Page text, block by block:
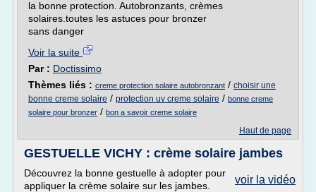
la bonne protection. Autobronzants, crèmes
solaires.toutes les astuces pour bronzer
sans danger
Voir la suite
Par : Doctissimo
Thèmes liés : creme protection solaire autobronzant / choisir une
bonne creme solaire / protection uv creme solaire / bonne creme
solaire pour bronzer / bon a savoir creme solaire
Haut de page
GESTUELLE VICHY : crème solaire jambes
voir la vidéo
Découvrez la bonne gestuelle à adopter pour
appliquer la crème solaire sur les jambes.